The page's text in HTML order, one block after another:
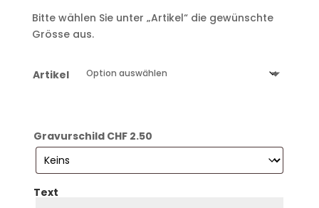
Bitte wählen Sie unter „Artikel“ die gewünschte
Grösse aus.
Artikel
Gravurschild CHF 2.50
Text